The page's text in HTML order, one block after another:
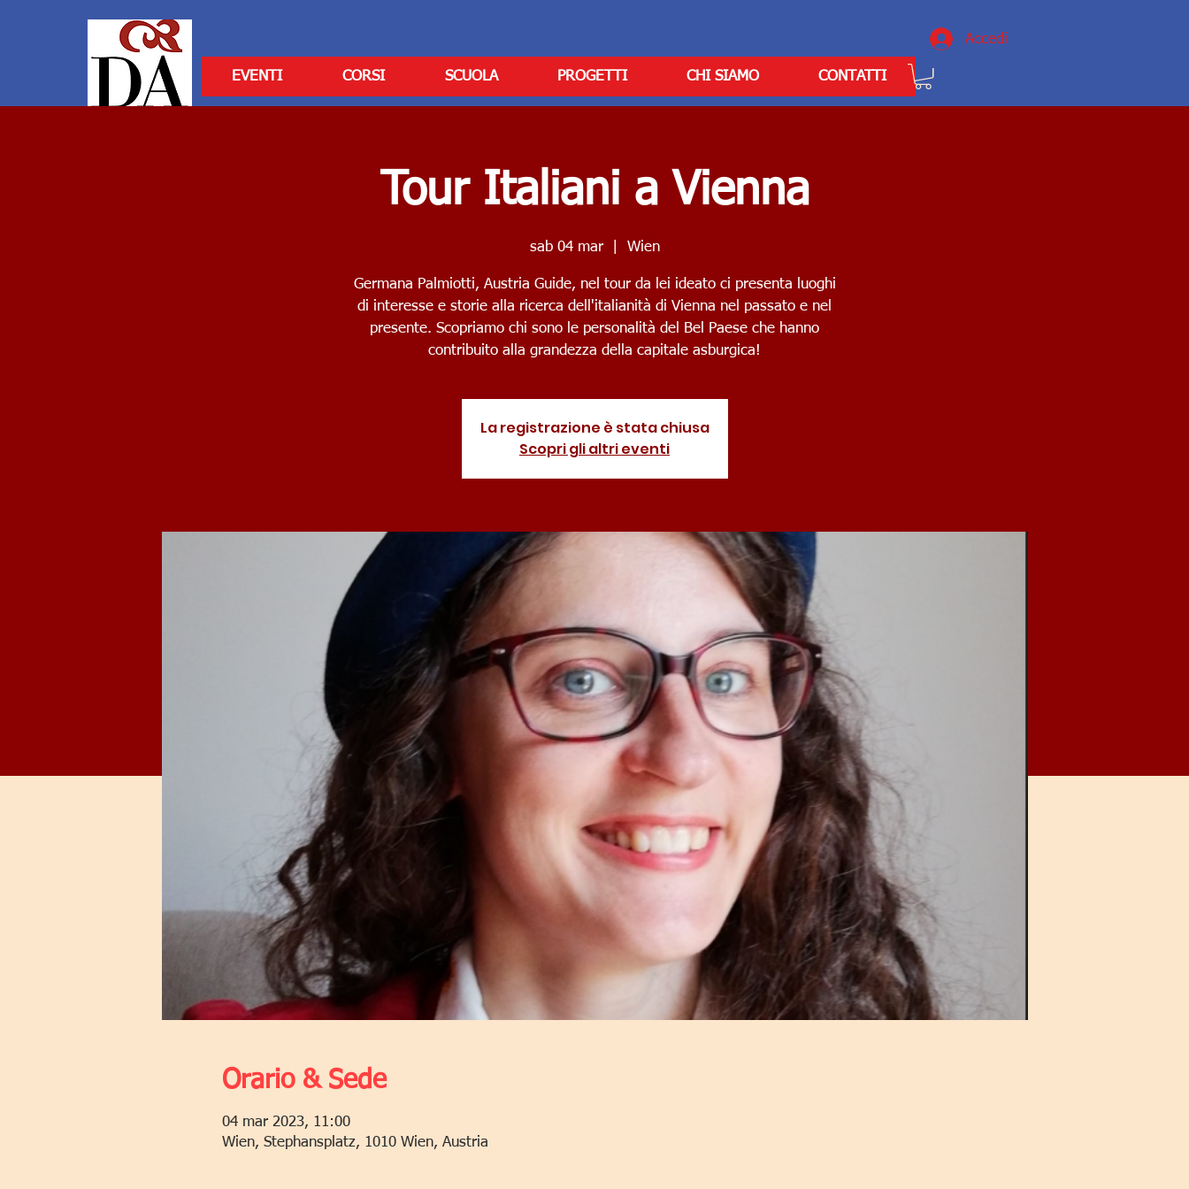
Accedi
EVENTI CORSI SCUOLA PROGETTI CHI SIAMO CONTATTI
Tour Italiani a Vienna
sab 04 mar
  |
Wien
Germana Palmiotti, Austria Guide, nel tour da lei ideato ci presenta luoghi
di interesse e storie alla ricerca dell'italianità di Vienna nel passato e nel
presente. Scopriamo chi sono le personalità del Bel Paese che hanno
contribuito alla grandezza della capitale asburgica!
La registrazione è stata chiusa
Scopri gli altri eventi
Orario & Sede
04 mar 2023, 11:00
Wien, Stephansplatz, 1010 Wien, Austria